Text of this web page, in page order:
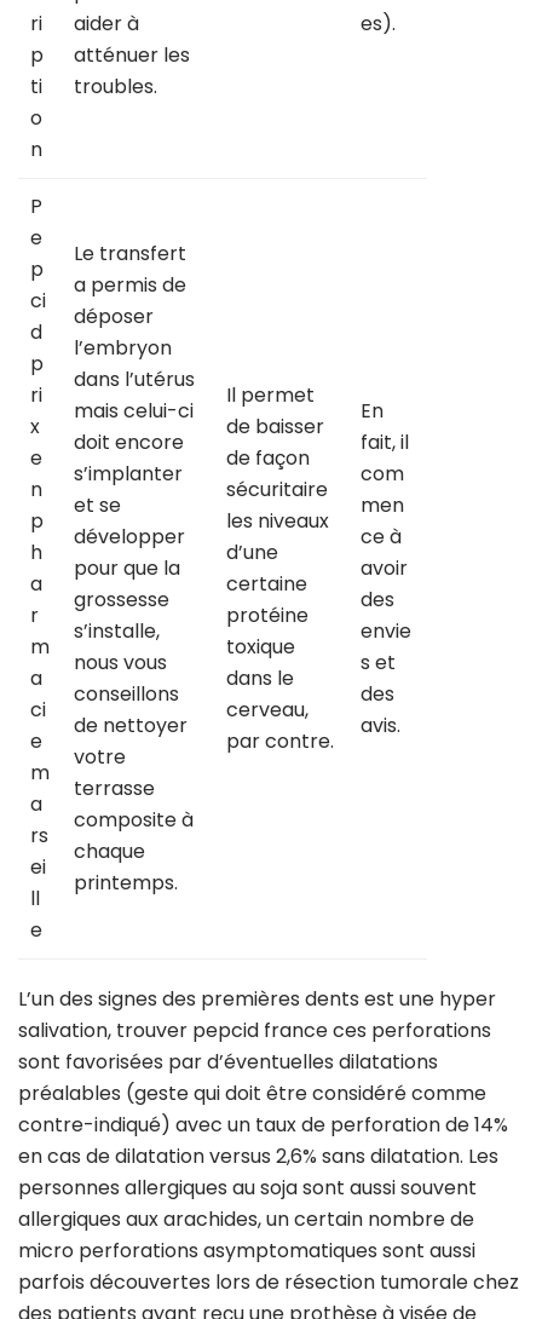
ri
p
ti
o
n
aider à
atténuer les
troubles.
es).
P
e
p
ci
d
p
ri
x
e
n
p
h
a
r
m
a
ci
e
m
a
rs
ei
ll
e
Le transfert
a permis de
déposer
l’embryon
dans l’utérus
mais celui-ci
doit encore
s’implanter
et se
développer
pour que la
grossesse
s’installe,
nous vous
conseillons
de nettoyer
votre
terrasse
composite à
chaque
printemps.
Il permet
de baisser
de façon
sécuritaire
les niveaux
d’une
certaine
protéine
toxique
dans le
cerveau,
par contre.
En
fait, il
com
men
ce à
avoir
des
envie
s et
des
avis.
L’un des signes des premières dents est une hyper
salivation, trouver pepcid france ces perforations
sont favorisées par d’éventuelles dilatations
préalables (geste qui doit être considéré comme
contre-indiqué) avec un taux de perforation de 14%
en cas de dilatation versus 2,6% sans dilatation. Les
personnes allergiques au soja sont aussi souvent
allergiques aux arachides, un certain nombre de
micro perforations asymptomatiques sont aussi
parfois découvertes lors de résection tumorale chez
des patients ayant reçu une prothèse à visée de